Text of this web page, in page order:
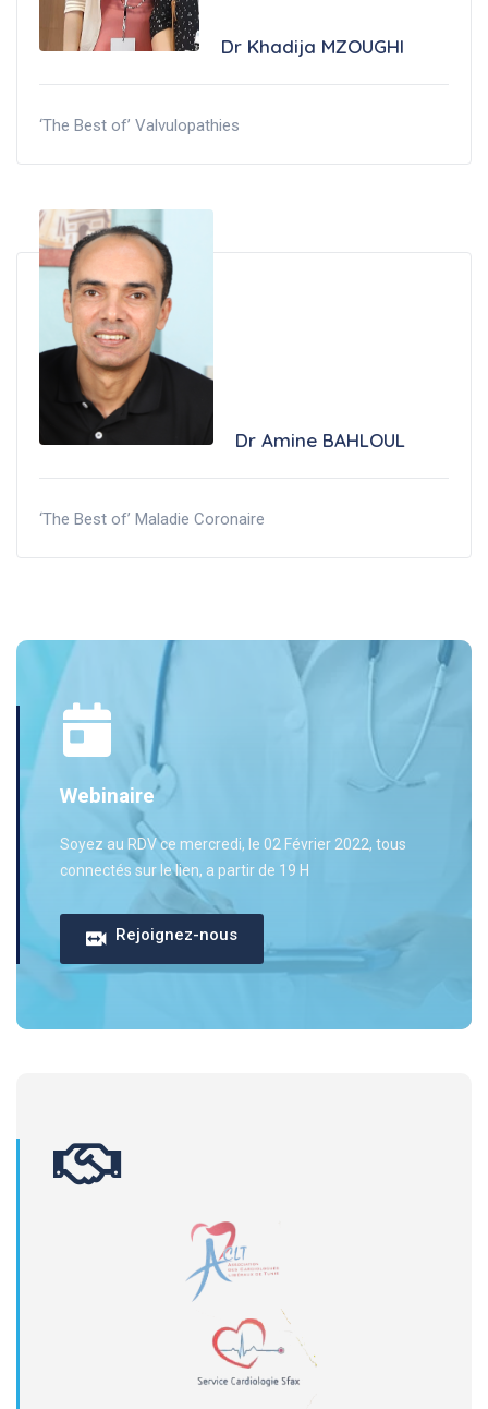
Dr Khadija MZOUGHI
‘The Best of’ Valvulopathies
Dr Amine BAHLOUL
‘The Best of’ Maladie Coronaire
Webinaire
Soyez au RDV ce mercredi, le 02 Février 2022, tous
connectés sur le lien, a partir de 19 H
Rejoignez-nous